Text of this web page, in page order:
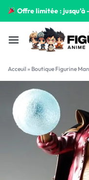
Offre limitée : jusqu’à
Acceuil » Boutique Figurine